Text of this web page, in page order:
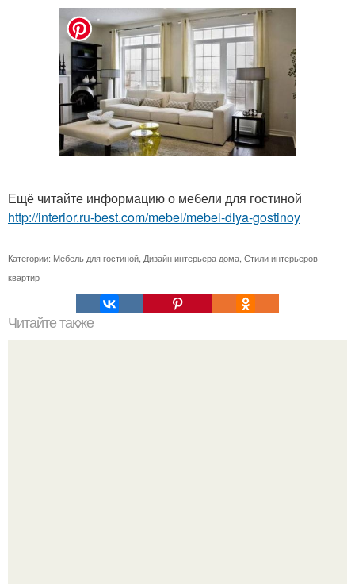
Ещё читайте информацию о мебели для гостиной
http://interior.ru-best.com/mebel/mebel-dlya-gostinoy
Категории: Мебель для гостиной Дизайн интерьера дома Стили интерьеров
квартир
Читайте также